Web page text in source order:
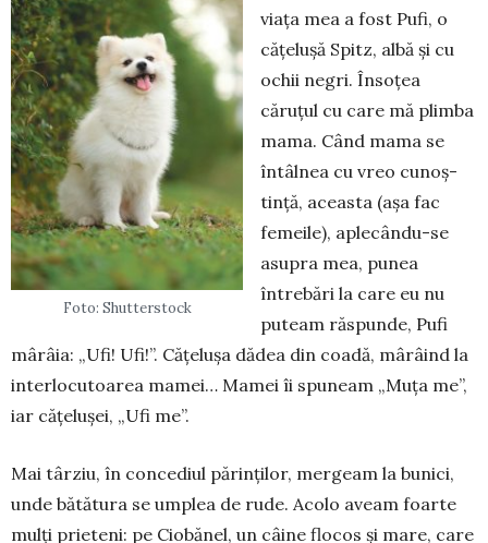
Foto: Shutterstock
viața mea a fost Pu­fi, o
că­țe­lușă Spitz, albă și cu
ochii ne­gri. Însoțea
căruțul cu care mă plimba
mama. Când mama se
întâlnea cu vreo cunoș­
tință, aceasta (așa fac
femeile), aple­cându-se
asu­pra mea, punea
întrebări la care eu nu
puteam răspunde, Pufi
mârâia: „Ufi! Ufi!”. Că­țe­lușa dădea din coa­dă, mârâind la
interlocu­toarea mamei… Mamei îi spuneam „Muța me”,
iar cățelușei, „Ufi me”.
Mai târziu, în concediul pă­rinților, mergeam la bunici,
un­de bătătura se umplea de ru­de. Acolo aveam foarte
mulți prieteni: pe Ciobănel, un câine flo­cos și mare, care